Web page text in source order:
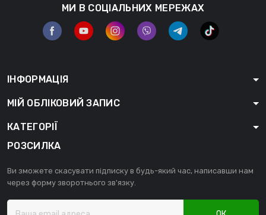
МИ В СОЦІАЛЬНИХ МЕРЕЖАХ
ІНФОРМАЦІЯ
МІЙ ОБЛІКОВИЙ ЗАПИС
КАТЕГОРІЇ
РОЗСИЛКА
Ви зможете скасувати підписку в будь-який час, написавши нам
через форму зворотнього зв'язку.